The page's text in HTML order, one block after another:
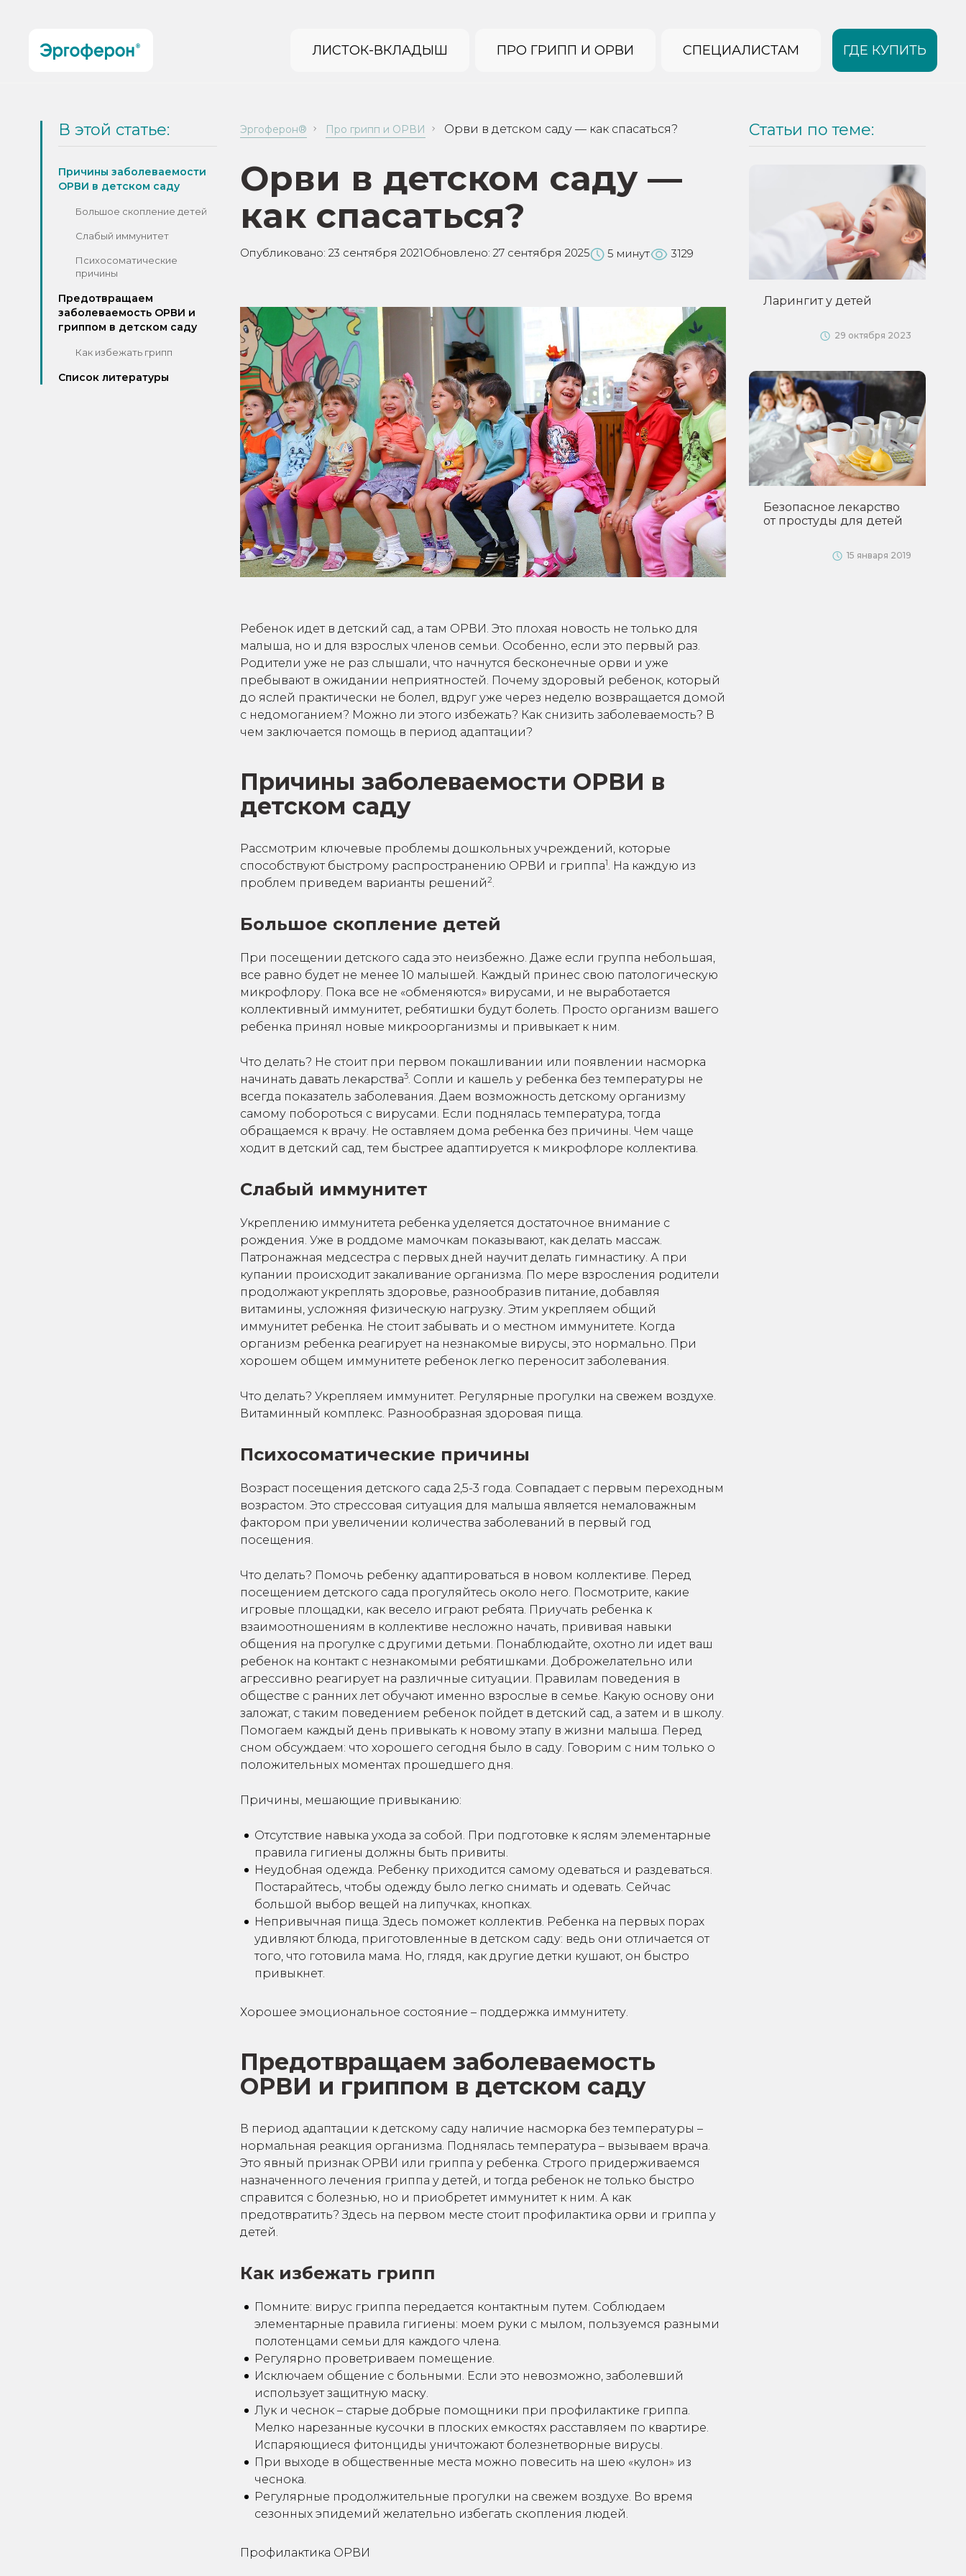
ЛИСТОК-ВКЛАДЫШ ПРО ГРИПП И ОРВИ СПЕЦИАЛИСТАМ ГДЕ КУПИТЬ
В этой статье:
Причины заболеваемости
ОРВИ в детском саду
Большое скопление детей
Слабый иммунитет
Психосоматические
причины
Предотвращаем
заболеваемость ОРВИ и
гриппом в детском саду
Как избежать грипп
Список литературы
Эргоферон® Про грипп и ОРВИ Орви в детском саду — как спасаться?
Орви в детском саду —
как спасаться?
Опубликовано: 23 сентября 2021Обновлено: 27 сентября 2025 5 минут 3129
Ребенок идет в детский сад, а там ОРВИ. Это плохая новость не только для
малыша, но и для взрослых членов семьи. Особенно, если это первый раз.
Родители уже не раз слышали, что начнутся бесконечные орви и уже
пребывают в ожидании неприятностей. Почему здоровый ребенок, который
до яслей практически не болел, вдруг уже через неделю возвращается домой
с недомоганием? Можно ли этого избежать? Как снизить заболеваемость? В
чем заключается помощь в период адаптации?
Причины заболеваемости ОРВИ в
детском саду
Рассмотрим ключевые проблемы дошкольных учреждений, которые
способствуют быстрому распространению ОРВИ и гриппа1. На каждую из
проблем приведем варианты решений2.
Большое скопление детей
При посещении детского сада это неизбежно. Даже если группа небольшая,
все равно будет не менее 10 малышей. Каждый принес свою патологическую
микрофлору. Пока все не «обменяются» вирусами, и не выработается
коллективный иммунитет, ребятишки будут болеть. Просто организм вашего
ребенка принял новые микроорганизмы и привыкает к ним.
Что делать? Не стоит при первом покашливании или появлении насморка
начинать давать лекарства3. Сопли и кашель у ребенка без температуры не
всегда показатель заболевания. Даем возможность детскому организму
самому побороться с вирусами. Если поднялась температура, тогда
обращаемся к врачу. Не оставляем дома ребенка без причины. Чем чаще
ходит в детский сад, тем быстрее адаптируется к микрофлоре коллектива.
Слабый иммунитет
Укреплению иммунитета ребенка уделяется достаточное внимание с
рождения. Уже в роддоме мамочкам показывают, как делать массаж.
Патронажная медсестра с первых дней научит делать гимнастику. А при
купании происходит закаливание организма. По мере взросления родители
продолжают укреплять здоровье, разнообразив питание, добавляя
витамины, усложняя физическую нагрузку. Этим укрепляем общий
иммунитет ребенка. Не стоит забывать и о местном иммунитете. Когда
организм ребенка реагирует на незнакомые вирусы, это нормально. При
хорошем общем иммунитете ребенок легко переносит заболевания.
Что делать? Укрепляем иммунитет. Регулярные прогулки на свежем воздухе.
Витаминный комплекс. Разнообразная здоровая пища.
Психосоматические причины
Возраст посещения детского сада 2,5-3 года. Совпадает с первым переходным
возрастом. Это стрессовая ситуация для малыша является немаловажным
фактором при увеличении количества заболеваний в первый год
посещения.
Что делать? Помочь ребенку адаптироваться в новом коллективе. Перед
посещением детского сада прогуляйтесь около него. Посмотрите, какие
игровые площадки, как весело играют ребята. Приучать ребенка к
взаимоотношениям в коллективе несложно начать, прививая навыки
общения на прогулке с другими детьми. Понаблюдайте, охотно ли идет ваш
ребенок на контакт с незнакомыми ребятишками. Доброжелательно или
агрессивно реагирует на различные ситуации. Правилам поведения в
обществе с ранних лет обучают именно взрослые в семье. Какую основу они
заложат, с таким поведением ребенок пойдет в детский сад, а затем и в школу.
Помогаем каждый день привыкать к новому этапу в жизни малыша. Перед
сном обсуждаем: что хорошего сегодня было в саду. Говорим с ним только о
положительных моментах прошедшего дня.
Причины, мешающие привыканию:
Отсутствие навыка ухода за собой. При подготовке к яслям элементарные
правила гигиены должны быть привиты.
Неудобная одежда. Ребенку приходится самому одеваться и раздеваться.
Постарайтесь, чтобы одежду было легко снимать и одевать. Сейчас
большой выбор вещей на липучках, кнопках.
Непривычная пища. Здесь поможет коллектив. Ребенка на первых порах
удивляют блюда, приготовленные в детском саду: ведь они отличается от
того, что готовила мама. Но, глядя, как другие детки кушают, он быстро
привыкнет.
Хорошее эмоциональное состояние – поддержка иммунитету.
Предотвращаем заболеваемость
ОРВИ и гриппом в детском саду
В период адаптации к детскому саду наличие насморка без температуры –
нормальная реакция организма. Поднялась температура – вызываем врача.
Это явный признак ОРВИ или гриппа у ребенка. Строго придерживаемся
назначенного лечения гриппа у детей, и тогда ребенок не только быстро
справится с болезнью, но и приобретет иммунитет к ним. А как
предотвратить? Здесь на первом месте стоит профилактика орви и гриппа у
детей.
Как избежать грипп
Помните: вирус гриппа передается контактным путем. Соблюдаем
элементарные правила гигиены: моем руки с мылом, пользуемся разными
полотенцами семьи для каждого члена.
Регулярно проветриваем помещение.
Исключаем общение с больными. Если это невозможно, заболевший
использует защитную маску.
Лук и чеснок – старые добрые помощники при профилактике гриппа.
Мелко нарезанные кусочки в плоских емкостях расставляем по квартире.
Испаряющиеся фитонциды уничтожают болезнетворные вирусы.
При выходе в общественные места можно повесить на шею «кулон» из
чеснока.
Регулярные продолжительные прогулки на свежем воздухе. Во время
сезонных эпидемий желательно избегать скопления людей.
Профилактика ОРВИ
Статьи по теме:
Ларингит у детей
29 октября 2023
Безопасное лекарство
от простуды для детей
15 января 2019